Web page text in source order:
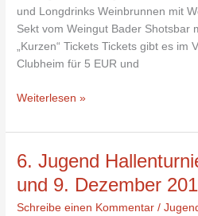
und Longdrinks Weinbrunnen mit
Sekt vom Weingut Bader Shotsbar
„Kurzen“ Tickets Tickets gibt es im
Clubheim für 5 EUR und
Weiterlesen »
6. Jugend
und 9. Dezember
Schreibe einen Kommentar /
6.
Hallenturnier
in